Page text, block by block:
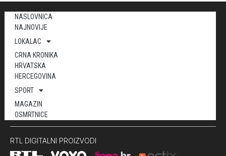
NASLOVNICA
NAJNOVIJE
LOKALAC
CRNA KRONIKA
HRVATSKA
HERCEGOVINA
SPORT
MAGAZIN
OSMRTNICE
RTL DIGITALNI PROIZVODI